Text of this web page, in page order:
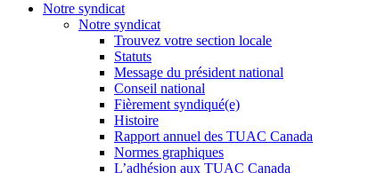
Notre syndicat
Notre syndicat
Trouvez votre section locale
Statuts
Message du président national
Conseil national
Fièrement syndiqué(e)
Histoire
Rapport annuel des TUAC Canada
Normes graphiques
L’adhésion aux TUAC Canada